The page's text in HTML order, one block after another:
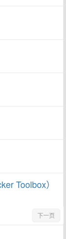
Toolbox）
下一页